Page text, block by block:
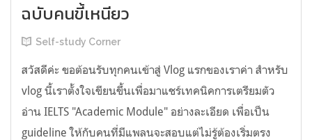
ฉบับคนขี้เหนียว
Self-study Corner
สวัสดีค่ะ ขอต้อนรับทุกคนเข้าสู่ Vlog แรกของเราค่า สำหรับ
vlog นี้เราตั้งใจเขียนขึ้นเพื่อมาแชร์เทคนิคการเตรียมตัว
อ่าน IELTS "Academic Module" อย่างละเอียด เพื่อเป็น
guideline ให้กับคนที่มีแพลนจะสอบแต่ไม่รู้ต้องเริ่มตรง